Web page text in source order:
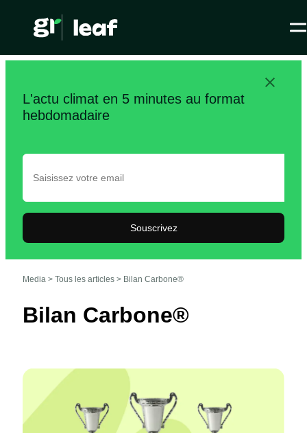
L'actu climat en 5 minutes au format
hebdomadaire
Souscrivez
Media > Tous les articles > Bilan Carbone®
Bilan Carbone®